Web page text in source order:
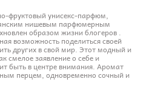
фруктовый унисекс-парфюм,
нишевым парфюмерным
образом жизни блогеров .
возможность поделиться своей
других в свой мир. Этот модный и
смелое заявление о себе и
быть в центре внимания. Аромат
перцем, одновременно сочный и